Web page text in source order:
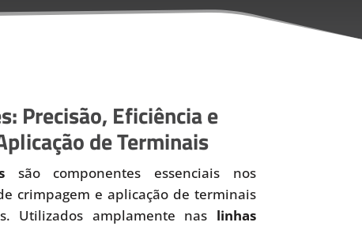
Precisão, Eficiência e
de Terminais
são componentes essenciais nos
crimpagem e aplicação de terminais
Utilizados amplamente nas linhas